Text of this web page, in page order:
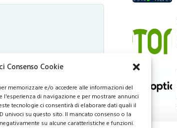
Consenso Cookie
memorizzare e/o accedere alle informazioni del
di navigazione e per mostrare annunci
tecnologie ci consentirà di elaborare dati quali il
su questo sito. Il mancato consenso o la
su alcune caratteristiche e funzioni.